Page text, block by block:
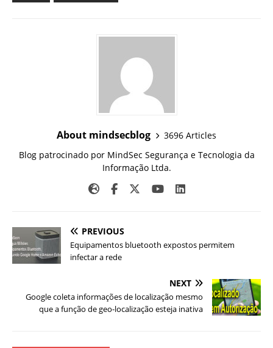
About mindsecblog
3696 Articles
Blog patrocinado por MindSec Segurança e Tecnologia da
Informação Ltda.
PREVIOUS
Equipamentos bluetooth expostos permitem
infectar a rede
NEXT
Google coleta informações de localização mesmo
que a função de geo-localização esteja inativa